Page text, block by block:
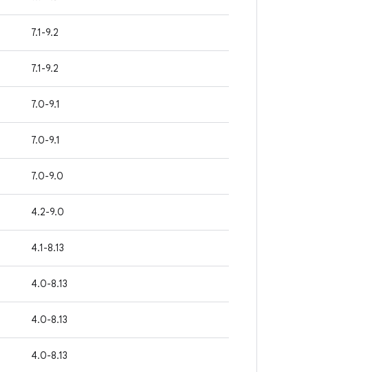
7.1-9.2
7.1-9.2
7.0-9.1
7.0-9.1
7.0-9.0
4.2-9.0
4.1-8.13
4.0-8.13
4.0-8.13
4.0-8.13